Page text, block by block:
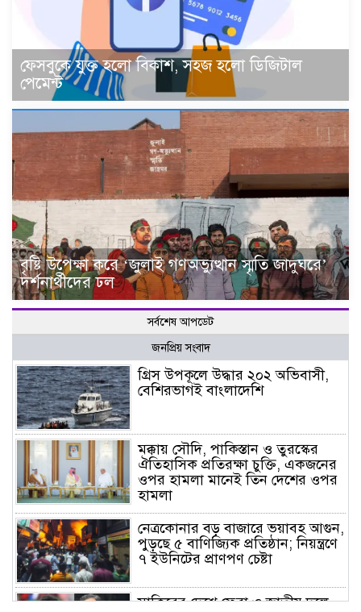
ফেসবুকে যুক্ত হলো বিকাশ, সহজ হলো ডিজিটাল
পেমেন্ট
বৃষ্টি উপেক্ষা করে ‘জুলাই গণঅভ্যুত্থান স্মৃতি জাদুঘরে’
দর্শনার্থীদের ঢল
সর্বশেষ আপডেট
জনপ্রিয় সংবাদ
গ্রিস উপকূলে উদ্ধার ২০২ অভিবাসী,
বেশিরভাগই বাংলাদেশি
মক্কায় সৌদি, পাকিস্তান ও তুরস্কের
ঐতিহাসিক প্রতিরক্ষা চুক্তি, একজনের
ওপর হামলা মানেই তিন দেশের ওপর
হামলা
নেত্রকোনার বড় বাজারে ভয়াবহ আগুন,
পুড়ছে ৫ বাণিজ্যিক প্রতিষ্ঠান; নিয়ন্ত্রণে
৭ ইউনিটের প্রাণপণ চেষ্টা
সাকিবের দেশে ফেরা ও জাতীয় দলে